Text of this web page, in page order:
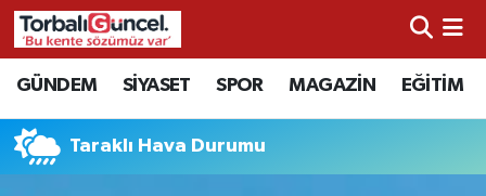
GÜNDEM SİYASET SPOR MAGAZİN EĞİTİM
Taraklı Hava Durumu
İzmir Nöbetçi Eczaneler
İzmir Hava Durumu